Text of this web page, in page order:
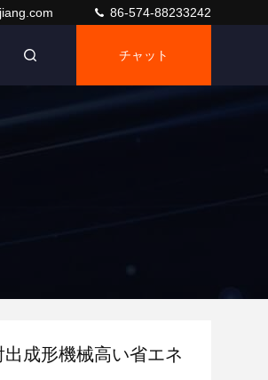
86-574-88233242
チャット
成形機械高い省エネ